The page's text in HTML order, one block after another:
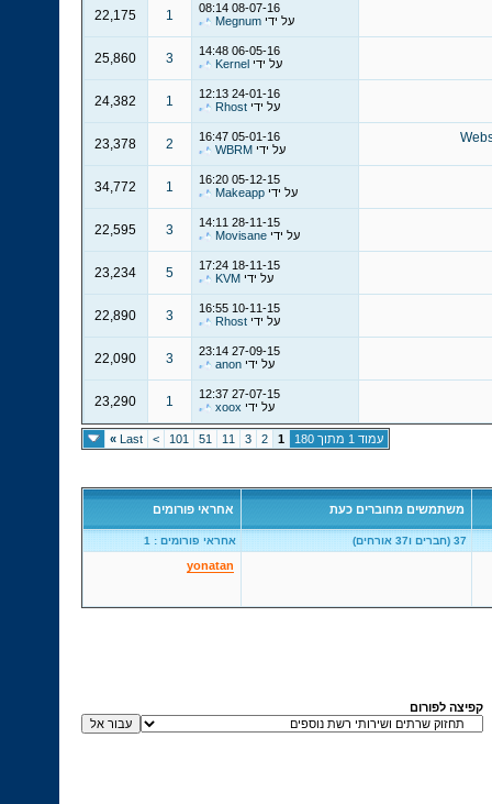
08-07-16
08:14
על ידיMegnum
1
22,175
06-05-16
14:48
על ידיKernel
3
25,860
24-01-16
12:13
על ידיRhost
1
24,382
05-01-16
16:47
על ידיWBRM
2
23,378
05-12-15
16:20
על ידיMakeapp
1
34,772
28-11-15
14:11
על ידיMovisane
3
22,595
18-11-15
17:24
על ידיKVM
5
23,234
10-11-15
16:55
על ידיRhost
3
22,890
27-09-15
23:14
על ידיanon
3
22,090
27-07-15
12:37
על ידי xoox
1
23,290
עמוד 1 מתוך 180 1
2
3
11
51
101
>
Last
»
משתמשים מחוברים כעת אחראי פורומים
37 (חברים ו37 אורחים) אחראי פורומים : 1
yonatan
קפיצה לפורום